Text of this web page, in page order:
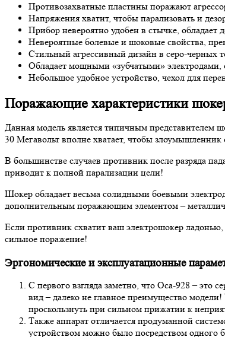
Противозахватные пластины поражают
Напряжения хватит, чтобы парализовать и
Прибор невероятно удобен в стычке,
Невероятные болевые и шоковые свойства,
Стильный агрессивный дизайн в серо-черных
Обладает мощными «зубчатыми» электродами,
Небольшое удобное устройство, чехол для
Поражающие характеристики
Данная модель является типичным представителем
30 Мегавольт вполне хватает, чтобы
В большинстве случаев противник после разряда
приводит к полной парализации цели!
Шокер обладает весьма солидными боевыми
дополнительным поражающим элементом –
Если противник схватит ваш электрошокер
сильное поражение!
Эргономические и эксплуатационные
С первого взгляда заметно, что Оса-928 –
вид – далеко не главное преимущество
проскользнуть при сильном прижатии к
Также аппарат отличается продуманной
устройством можно было посредством одного